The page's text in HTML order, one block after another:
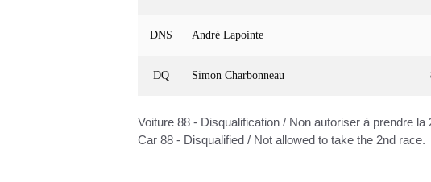
DNS André Lapointe
DQ Simon Charbonneau
Voiture 88 - Disqualification / Non autoriser à prendre la
Car 88 - Disqualified / Not allowed to take the 2nd race.